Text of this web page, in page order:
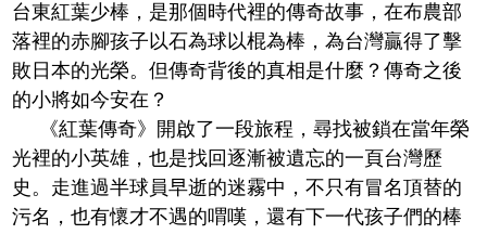
台東紅葉少棒，是那個時代裡的傳奇故事，在布農部
落裡的赤腳孩子以石為球以棍為棒，為台灣贏得了擊
敗日本的光榮。但傳奇背後的真相是什麼？傳奇之後
的小將如今安在？
《紅葉傳奇》開啟了一段旅程，尋找被鎖在當年榮
光裡的小英雄，也是找回逐漸被遺忘的一頁台灣歷
史。走進過半球員早逝的迷霧中，不只有冒名頂替的
污名，也有懷才不遇的喟嘆，還有下一代孩子們的棒